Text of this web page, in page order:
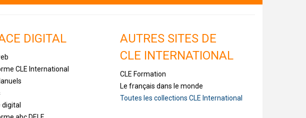
DIGITAL
CLE International
digital
AUTRES SITES DE
CLE INTERNATIONAL
CLE Formation
Le français dans le monde
Toutes les collections CLE International